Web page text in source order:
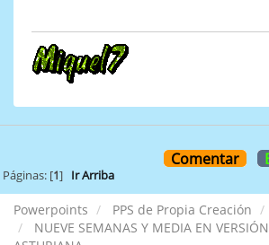
Comentar
Páginas: [1] Ir Arriba
Powerpoints PPS de Propia Creación
NUEVE SEMANAS Y MEDIA EN